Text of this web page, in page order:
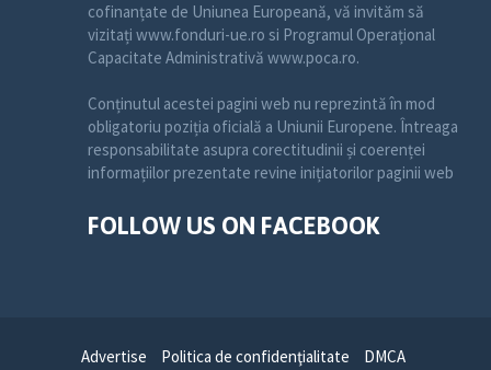
cofinanțate de Uniunea Europeană, vă invităm să
vizitați www.fonduri-ue.ro si Programul Operațional
Capacitate Administrativă www.poca.ro.
Conținutul acestei pagini web nu reprezintă în mod
obligatoriu poziția oficială a Uniunii Europene. Întreaga
responsabilitate asupra corectitudinii și coerenței
informațiilor prezentate revine inițiatorilor paginii web
FOLLOW US ON FACEBOOK
Advertise Politica de confidenţialitate DMCA